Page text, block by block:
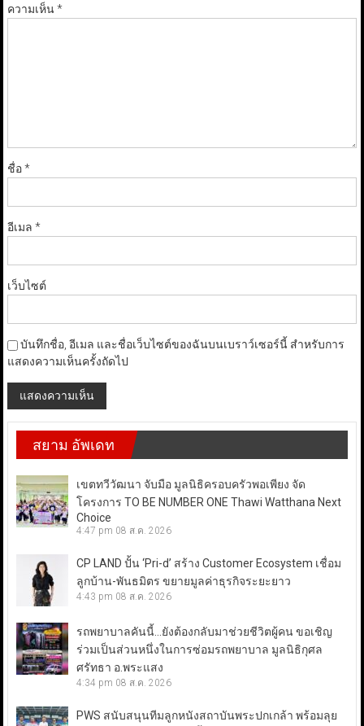
ความเห็น*
ชื่อ*
อีเมล *
เว็บไซต์
บันทึกชื่อ, อีเมล และชื่อเว็บไซต์ของฉันบนเบราว์เซอร์นี้ สำหรับการ
แสดงความเห็นครั้งถัดไป
สยาม อัพเดท
เขตทวีวัฒนา จับมือ มูลนิธิครอบครัวพอเพียง จัด
โครงการ TO BE NUMBER ONE Thawi Watthana Next
Choice
4:47 pm 08 ส.ค. 2026
CP LAND ปั้น ‘Pri-d’ สร้าง Customer Ecosystem เชื่อม
ลูกบ้าน-พันธมิตร ขยายมูลค่าธุรกิจระยะยาว
4:43 pm 08 ส.ค. 2026
รถพยาบาลคันนี้…ยังต้องกลับมาช่วยชีวิตผู้คน ขอเชิญ
ร่วมเป็นส่วนหนึ่งในการซ่อมรถพยาบาล มูลนิธิกุศล
ศรัทธา อ.พระแสง
4:34 pm 08 ส.ค. 2026
PWS สนับสนุนทีมลูกหนังสถาบันพระปกเกล้า พร้อมลุย